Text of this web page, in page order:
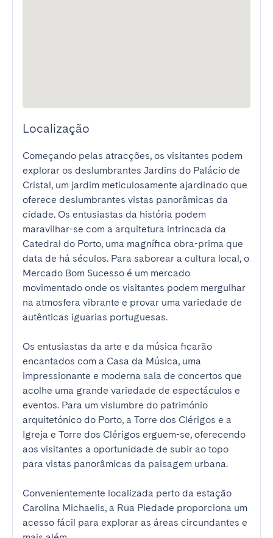
Localização
Começando pelas atracções, os visitantes podem
explorar os deslumbrantes Jardins do Palácio de
Cristal, um jardim meticulosamente ajardinado que
oferece deslumbrantes vistas panorâmicas da
cidade. Os entusiastas da história podem
maravilhar-se com a arquitetura intrincada da
Catedral do Porto, uma magnífica obra-prima que
data de há séculos. Para saborear a cultura local, o
Mercado Bom Sucesso é um mercado
movimentado onde os visitantes podem mergulhar
na atmosfera vibrante e provar uma variedade de
autênticas iguarias portuguesas.
Os entusiastas da arte e da música ficarão
encantados com a Casa da Música, uma
impressionante e moderna sala de concertos que
acolhe uma grande variedade de espectáculos e
eventos. Para um vislumbre do património
arquitetónico do Porto, a Torre dos Clérigos e a
Igreja e Torre dos Clérigos erguem-se, oferecendo
aos visitantes a oportunidade de subir ao topo
para vistas panorâmicas da paisagem urbana.
Convenientemente localizada perto da estação
Carolina Michaelis, a Rua Piedade proporciona um
acesso fácil para explorar as áreas circundantes e